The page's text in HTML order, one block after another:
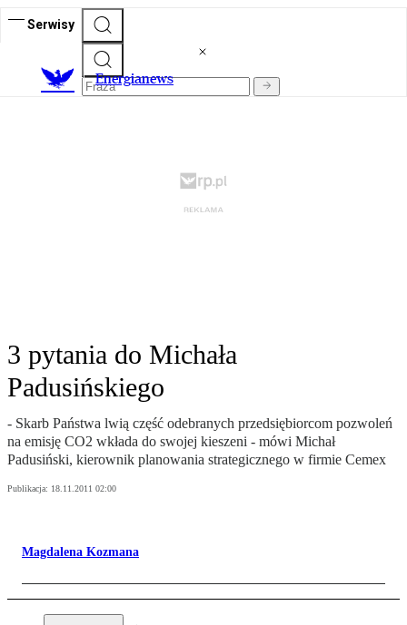
Serwisy
Energianews
3 pytania do Michała
Padusińskiego
- Skarb Państwa lwią część odebranych przedsiębiorcom pozwoleń
na emisję CO2 wkłada do swojej kieszeni - mówi Michał
Padusiński, kierownik planowania strategicznego w firmie Cemex
Publikacja: 18.11.2011 02:00
Magdalena Kozmana